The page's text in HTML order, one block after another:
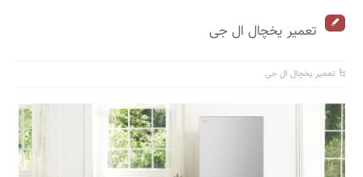
تعمیر یخچال ال جی
تعمیر یخچال ال جی